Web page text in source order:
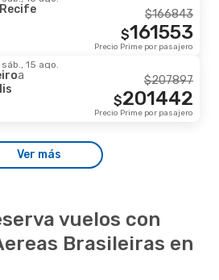
Recife 166843
$
161553
$
Precio Prime por pasajero
15 ago.
a
207897
$
201442
$
Precio Prime por pasajero
Ver más
vuelos con
Brasileiras en